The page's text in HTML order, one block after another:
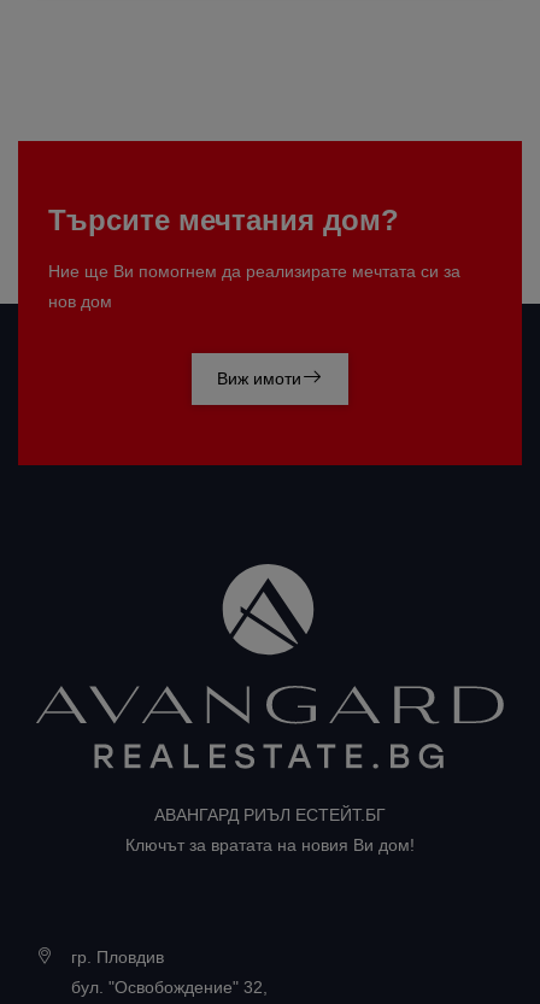
Търсите мечтания дом?
Ние ще Ви помогнем да реализирате мечтата си за
нов дом
Виж имоти
АВАНГАРД РИЪЛ ЕСТЕЙТ.БГ
Ключът за вратата на новия Ви дом!
гр. Пловдив
бул. "Освобождение" 32,